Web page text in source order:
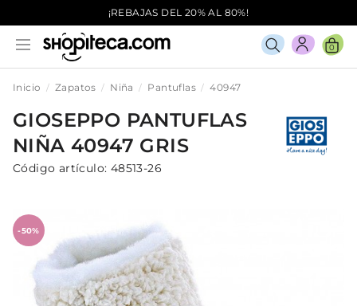
¡REBAJAS DEL 20% AL 80%!
0
Inicio Zapatos Niña Pantuflas 40947
GIOSEPPO PANTUFLAS
NIÑA 40947 GRIS
Código artículo: 48513-26
-50%